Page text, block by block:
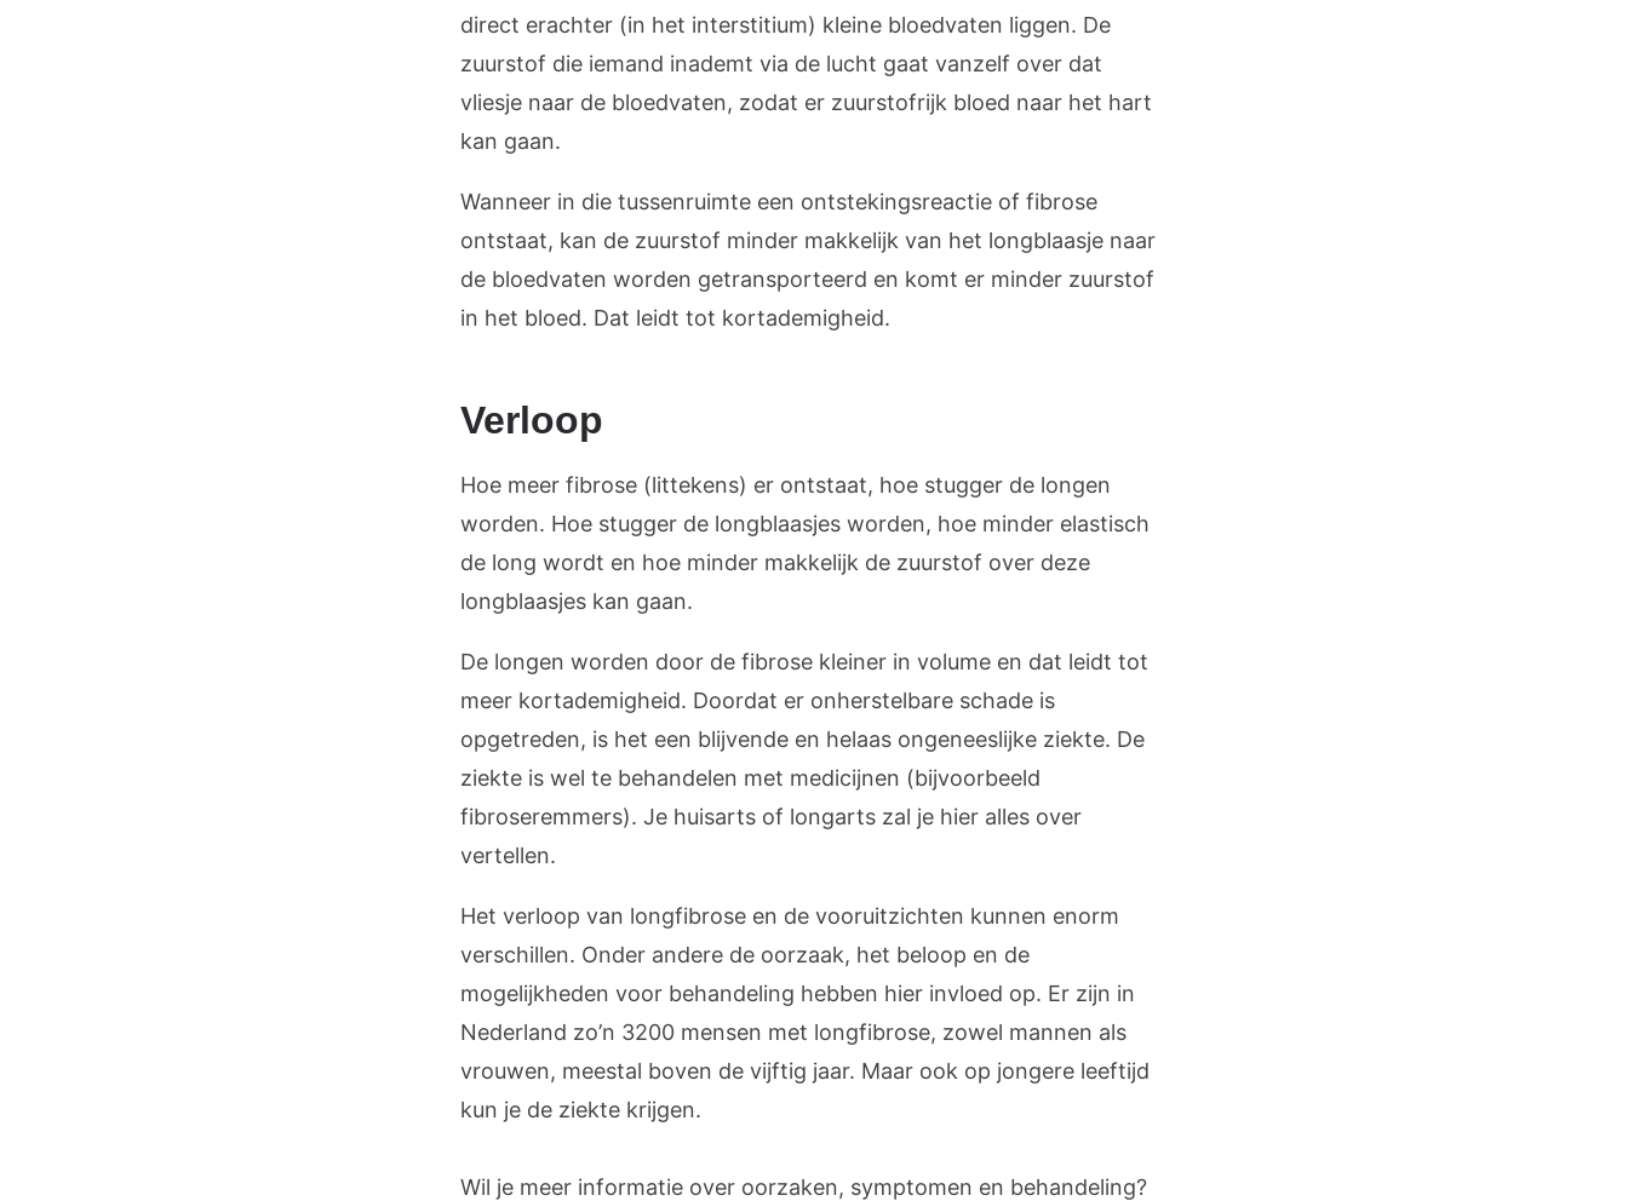
direct erachter (in het interstitium) kleine bloedvaten liggen. De
zuurstof die iemand inademt via de lucht gaat vanzelf over dat
vliesje naar de bloedvaten, zodat er zuurstofrijk bloed naar het hart
kan gaan.
Wanneer in die tussenruimte een ontstekingsreactie of fibrose
ontstaat, kan de zuurstof minder makkelijk van het longblaasje naar
de bloedvaten worden getransporteerd en komt er minder zuurstof
in het bloed. Dat leidt tot kortademigheid.
Verloop
Hoe meer fibrose (littekens) er ontstaat, hoe stugger de longen
worden. Hoe stugger de longblaasjes worden, hoe minder elastisch
de long wordt en hoe minder makkelijk de zuurstof over deze
longblaasjes kan gaan.
De longen worden door de fibrose kleiner in volume en dat leidt tot
meer kortademigheid. Doordat er onherstelbare schade is
opgetreden, is het een blijvende en helaas ongeneeslijke ziekte. De
ziekte is wel te behandelen met medicijnen (bijvoorbeeld
fibroseremmers). Je huisarts of longarts zal je hier alles over
vertellen.
Het verloop van longfibrose en de vooruitzichten kunnen enorm
verschillen. Onder andere de oorzaak, het beloop en de
mogelijkheden voor behandeling hebben hier invloed op. Er zijn in
Nederland zo’n 3200 mensen met longfibrose, zowel mannen als
vrouwen, meestal boven de vijftig jaar. Maar ook op jongere leeftijd
kun je de ziekte krijgen.
Wil je meer informatie over oorzaken, symptomen en behandeling?